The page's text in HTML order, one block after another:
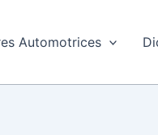
Automotrices